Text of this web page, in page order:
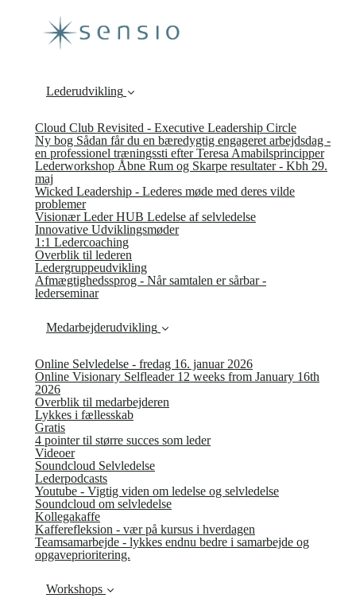
Lederudvikling
Cloud Club Revisited - Executive Leadership Circle
Ny bog Sådan får du en bæredygtig engageret arbejdsdag -
en professionel træningssti efter Teresa Amabilsprincipper
Lederworkshop Åbne Rum og Skarpe resultater - Kbh 29.
maj
Wicked Leadership - Lederes møde med deres vilde
problemer
Visionær Leder HUB Ledelse af selvledelse
Innovative Udviklingsmøder
1:1 Ledercoaching
Overblik til lederen
Ledergruppeudvikling
Afmægtighedssprog - Når samtalen er sårbar -
lederseminar
Medarbejderudvikling
Online Selvledelse - fredag 16. januar 2026
Online Visionary Selfleader 12 weeks from January 16th
2026
Overblik til medarbejderen
Lykkes i fællesskab
Gratis
4 pointer til større succes som leder
Videoer
Soundcloud Selvledelse
Lederpodcasts
Youtube - Vigtig viden om ledelse og selvledelse
Soundcloud om selvledelse
Kollegakaffe
Kafferefleksion - vær på kursus i hverdagen
Teamsamarbejde - lykkes endnu bedre i samarbejde og
opgaveprioritering.
Workshops